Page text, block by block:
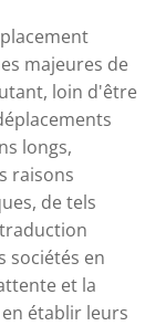
majeures de
loin d'être
longs,
raisons
de tels
sociétés en
et la
établir leurs